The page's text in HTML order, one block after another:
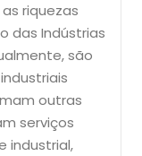
riquezas
das Indústrias
são
outras
serviços
industrial,